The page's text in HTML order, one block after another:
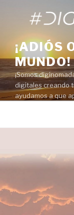
¡ADIÓS
MUNDO!
¡Somos
digitales creando
ayudamos a que